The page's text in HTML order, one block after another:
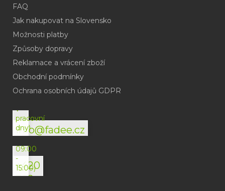
FAQ
Jak nakupovat na Slovensko
Možnosti platby
Způsoby dopravy
Reklamace a vrácení zboží
Obchodní podmínky
Ochrana osobních údajů GDPR
info@fadee.cz
(odpověď
do
v
pracovní
dny)
+420
792
(Po-
09:00
-
15:00)